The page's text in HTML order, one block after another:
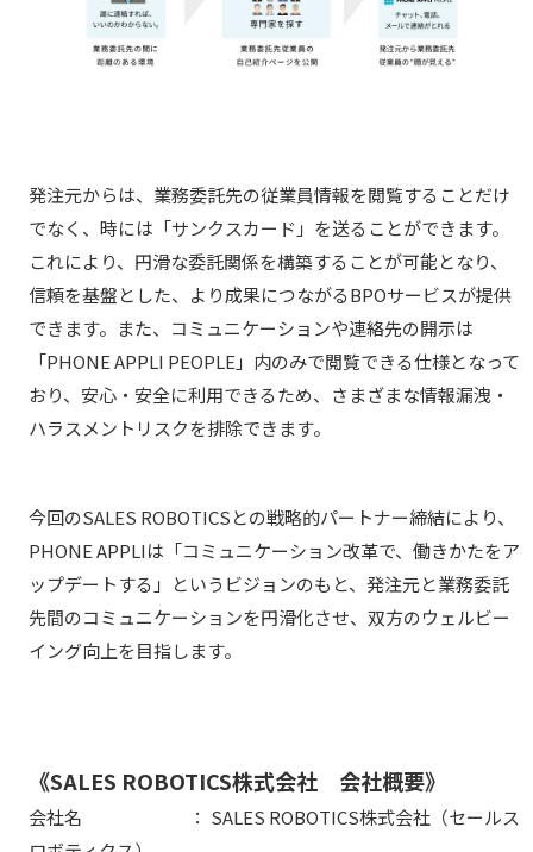
発注元からは、業務委託先の従業員情報を閲覧することだけ
でなく、時には「サンクスカード」を送ることができます。
これにより、円滑な委託関係を構築することが可能となり、
信頼を基盤とした、より成果につながるBPOサービスが提供
できます。また、コミュニケーションや連絡先の開示は
「PHONE APPLI PEOPLE」内のみで閲覧できる仕様となって
おり、安心・安全に利用できるため、さまざまな情報漏洩・
ハラスメントリスクを排除できます。
今回のSALES ROBOTICSとの戦略的パートナー締結により、
PHONE APPLIは「コミュニケーション改革で、働きかたをア
ップデートする」というビジョンのもと、発注元と業務委託
先間のコミュニケーションを円滑化させ、双方のウェルビー
イング向上を目指します。
《SALES ROBOTICS株式会社 会社概要》
会社名 ： SALES ROBOTICS株式会社（セールス